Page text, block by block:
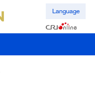
Language